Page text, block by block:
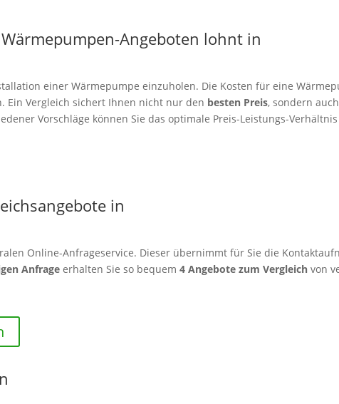
Angeboten lohnt in
einer Wärmepumpe einzuholen. Die Kosten für eine
Ein Vergleich sichert Ihnen nicht nur den besten Preis, sondern
Vorschläge können Sie das optimale Preis-Leistungs-
in
Online-Anfrageservice. Dieser übernimmt für Sie die
Anfrage erhalten Sie so bequem 4 Angebote zum Vergleich von